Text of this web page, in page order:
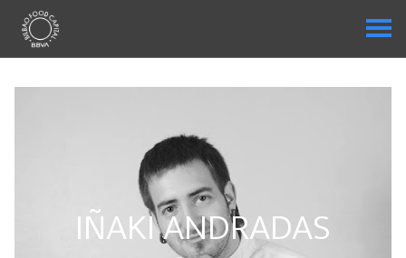
IÑAKI ANDRADAS